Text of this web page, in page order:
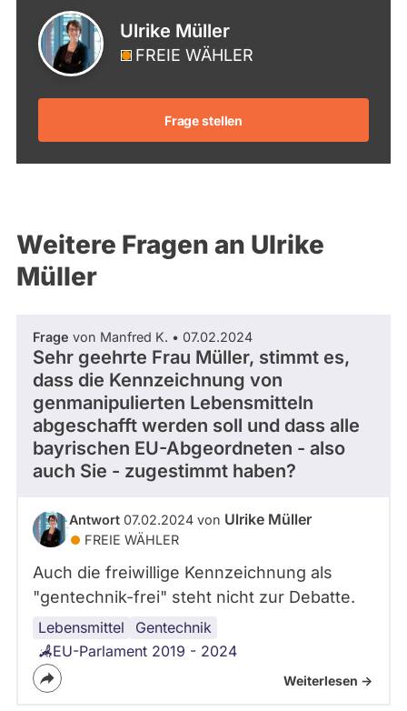
Ulrike Müller
FREIE WÄHLER
Frage stellen
Weitere Fragen an Ulrike
Müller
Frage von Manfred K. • 07.02.2024
Sehr geehrte Frau Müller, stimmt es,
dass die Kennzeichnung von
genmanipulierten Lebensmitteln
abgeschafft werden soll und dass alle
bayrischen EU-Abgeordneten - also
auch Sie - zugestimmt haben?
Antwort 07.02.2024 von Ulrike Müller
FREIE WÄHLER
Auch die freiwillige Kennzeichnung als
"gentechnik-frei" steht nicht zur Debatte.
Lebensmittel
Gentechnik
EU-Parlament 2019 - 2024
Weiterlesen ->